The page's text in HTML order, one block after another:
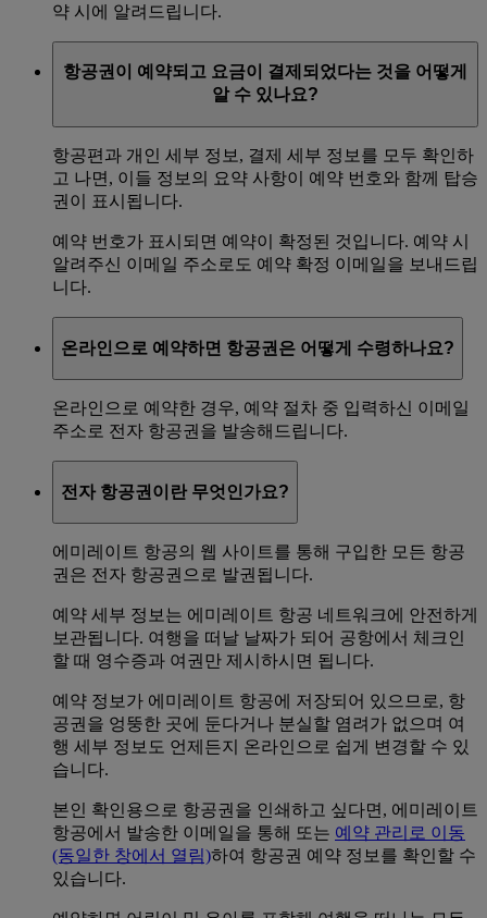
약 시에 알려드립니다.
항공권이 예약되고 요금이 결제되었다는 것을 어떻게
알 수 있나요?
항공편과 개인 세부 정보, 결제 세부 정보를 모두 확인하
고 나면, 이들 정보의 요약 사항이 예약 번호와 함께 탑승
권이 표시됩니다.
예약 번호가 표시되면 예약이 확정된 것입니다. 예약 시
알려주신 이메일 주소로도 예약 확정 이메일을 보내드립
니다.
온라인으로 예약하면 항공권은 어떻게 수령하나요?
온라인으로 예약한 경우, 예약 절차 중 입력하신 이메일
주소로 전자 항공권을 발송해드립니다.
전자 항공권이란 무엇인가요?
에미레이트 항공의 웹 사이트를 통해 구입한 모든 항공
권은 전자 항공권으로 발권됩니다.
예약 세부 정보는 에미레이트 항공 네트워크에 안전하게
보관됩니다. 여행을 떠날 날짜가 되어 공항에서 체크인
할 때 영수증과 여권만 제시하시면 됩니다.
예약 정보가 에미레이트 항공에 저장되어 있으므로, 항
공권을 엉뚱한 곳에 둔다거나 분실할 염려가 없으며 여
행 세부 정보도 언제든지 온라인으로 쉽게 변경할 수 있
습니다.
본인 확인용으로 항공권을 인쇄하고 싶다면, 에미레이트
항공에서 발송한 이메일을 통해 또는 예약 관리로 이동
(동일한 창에서 열림)하여 항공권 예약 정보를 확인할 수
있습니다.